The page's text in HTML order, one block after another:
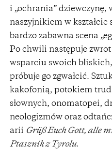
i „ochrania” dziewczynę,
naszyjnikiem w kształcie
bardzo zabawna scena
Po chwili następuje
wsparciu swoich bliskich,
próbuje go zgwałcić.
kakofonią, potokiem
słownych, onomatopei,
neologizmów oraz
arii Grüß Euch Gott, alle
Ptasznik z Tyrolu.